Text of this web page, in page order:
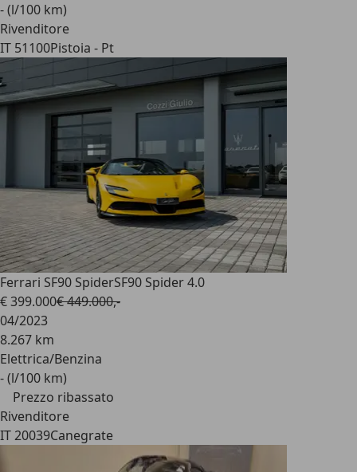
- (l/100 km)
Rivenditore
IT 51100Pistoia - Pt
Ferrari SF90 SpiderSF90 Spider 4.0
€ 399.000€ 449.000,-
04/2023
8.267 km
Elettrica/Benzina
- (l/100 km)
Prezzo ribassato
Rivenditore
IT 20039Canegrate